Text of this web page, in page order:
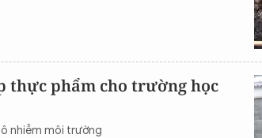
thực phẩm cho trường học
nhiễm môi trường